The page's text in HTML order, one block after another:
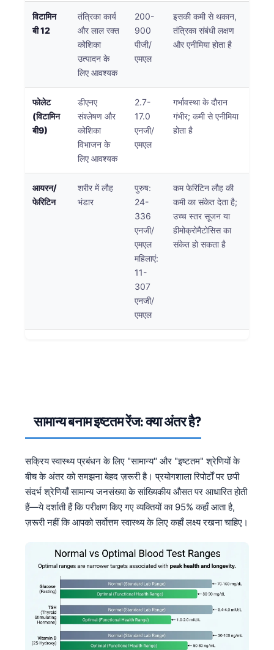
विटामिन
बी 12
तंत्रिका कार्य
और लाल रक्त
कोशिका
उत्पादन के
लिए आवश्यक
200-
900
पीजी/
एमएल
इसकी कमी से थकान,
तंत्रिका संबंधी लक्षण
और एनीमिया होता है
फोलेट
(विटामिन
बी9)
डीएनए
संश्लेषण और
कोशिका
विभाजन के
लिए आवश्यक
2.7-
17.0
एनजी/
एमएल
गर्भावस्था के दौरान
गंभीर; कमी से एनीमिया
होता है
आयरन/
फेरिटिन
शरीर में लौह
भंडार
पुरुष:
24-
336
एनजी/
एमएल
महिलाएं:
11-
307
एनजी/
एमएल
कम फेरिटिन लौह की
कमी का संकेत देता है;
उच्च स्तर सूजन या
हीमोक्रोमैटोसिस का
संकेत हो सकता है
सामान्य बनाम इष्टतम रेंज: क्या अंतर है?
सक्रिय स्वास्थ्य प्रबंधन के लिए "सामान्य" और "इष्टतम" श्रेणियों के
बीच के अंतर को समझना बेहद ज़रूरी है। प्रयोगशाला रिपोर्टों पर छपी
संदर्भ श्रेणियाँ सामान्य जनसंख्या के सांख्यिकीय औसत पर आधारित होती
हैं—ये दर्शाती हैं कि परीक्षण किए गए व्यक्तियों का 95% कहाँ आता है,
ज़रूरी नहीं कि आपको सर्वोत्तम स्वास्थ्य के लिए कहाँ लक्ष्य रखना चाहिए।
मराठी
తెలుగు
தமிழ்
ગુજરાતી
ಕನ್ನಡ
Bahasa Melayu
Tiếng Việt
Tagalog
ไทย
ဗမာစာ
ភាសាខ្មែរ
پښتو
Galego
Latviešu valoda
Македонски јазик
Euskara
Occitan